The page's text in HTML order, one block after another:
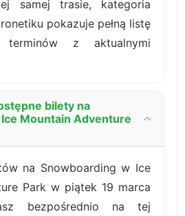
samej trasie, kategoria
pokazuje pełną listę
terminów z aktualnymi
bilety na
Mountain Adventure
na Snowboarding w Ice
Park w piątek 19 marca
bezpośrednio na tej